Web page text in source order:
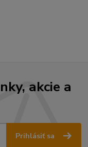
akcie a
Prihlásiť sa